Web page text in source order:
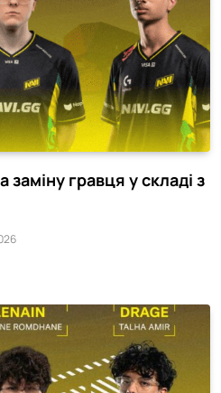
гравця у складі з